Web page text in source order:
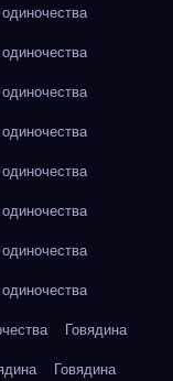
Говядина
Говядина